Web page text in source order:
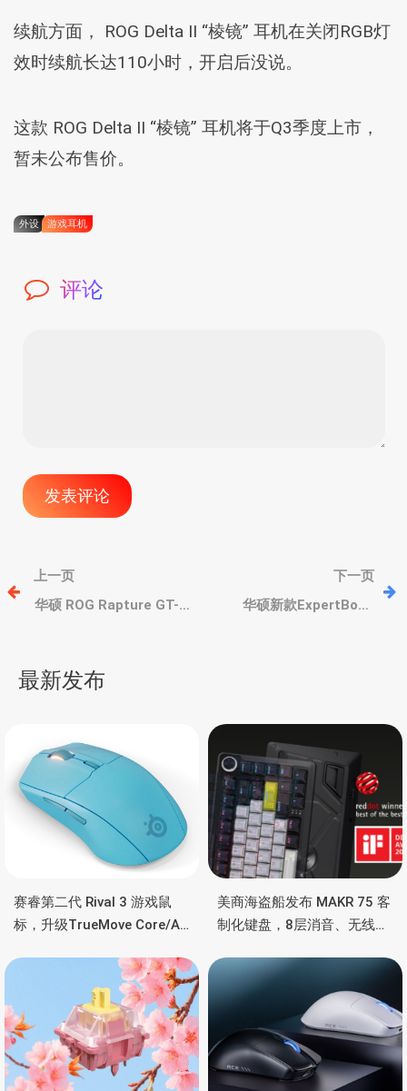
续航方面， ROG Delta II “棱镜” 耳机在关闭RGB灯
效时续航长达110小时，开启后没说。
这款 ROG Delta II “棱镜” 耳机将于Q3季度上市，
暂未公布售价。
外设 游戏耳机
评论
文
章
航
上一页
华硕 ROG Rapture GT-
下一页
华硕新款ExpertBook
最新发布
赛睿第二代 Rival 3 游戏鼠
标，升级TrueMove Core/Air
美商海盗船发布 MAKR 75 客
制化键盘，8层消音、无线双